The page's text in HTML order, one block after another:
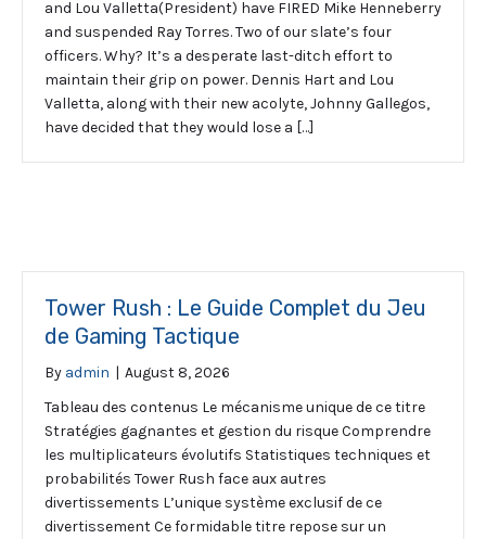
and Lou Valletta(President) have FIRED Mike Henneberry
and suspended Ray Torres. Two of our slate’s four
officers. Why? It’s a desperate last-ditch effort to
maintain their grip on power. Dennis Hart and Lou
Valletta, along with their new acolyte, Johnny Gallegos,
have decided that they would lose a […]
Tower Rush : Le Guide Complet du Jeu
de Gaming Tactique
By admin | August 8, 2026
Tableau des contenus Le mécanisme unique de ce titre
Stratégies gagnantes et gestion du risque Comprendre
les multiplicateurs évolutifs Statistiques techniques et
probabilités Tower Rush face aux autres
divertissements L’unique système exclusif de ce
divertissement Ce formidable titre repose sur un